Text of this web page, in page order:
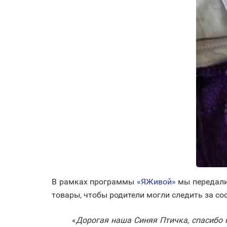
В рамках программы «ЯЖивой» мы
товары, чтобы родители могли следить за
«Дорогая наша Синяя Птичка,